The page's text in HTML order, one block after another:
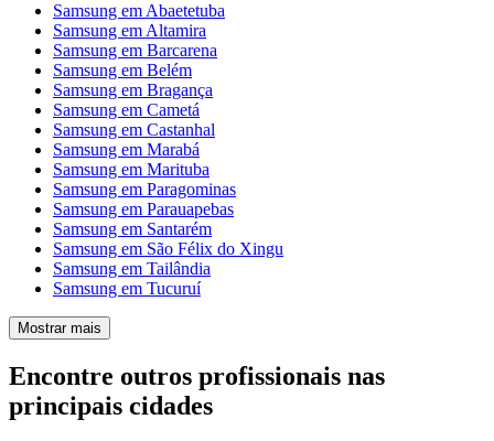
Samsung em Abaetetuba
Samsung em Altamira
Samsung em Barcarena
Samsung em Belém
Samsung em Bragança
Samsung em Cametá
Samsung em Castanhal
Samsung em Marabá
Samsung em Marituba
Samsung em Paragominas
Samsung em Parauapebas
Samsung em Santarém
Samsung em São Félix do Xingu
Samsung em Tailândia
Samsung em Tucuruí
Mostrar mais
Encontre outros profissionais nas
principais cidades